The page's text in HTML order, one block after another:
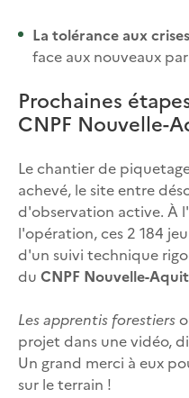
La tolérance aux
face aux nouveaux
Prochaines
CNPF Nouvelle-
Le chantier de
achevé, le site entre
d'observation active. À
l'opération, ces 2 184
d'un suivi technique
du CNPF Nouvelle-
Les apprentis forestiers
projet dans une vidéo,
Un grand merci à eux
sur le terrain !